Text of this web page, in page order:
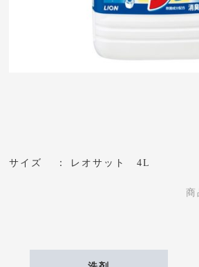
サイズ
レオサット 4L
商